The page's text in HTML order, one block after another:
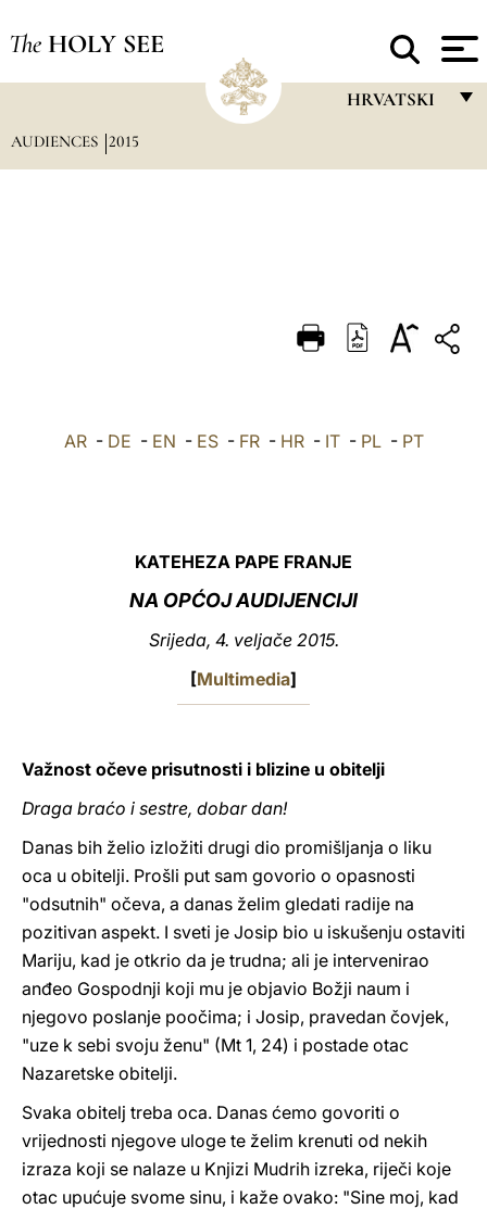
The HOLY SEE
HRVATSKI
DEUTSCH
العربيّة
AUDIENCES 2015
AR- DE - EN - ES- FR- HR- IT- PL- PT
KATEHEZA PAPE FRANJE
NA OPĆOJ AUDIJENCIJI
Srijeda, 4. veljače 2015.
[Multimedia]
Važnost očeve prisutnosti i blizine u obitelji
Draga braćo i sestre, dobar dan!
Danas bih želio izložiti drugi dio promišljanja o liku
oca u obitelji. Prošli put sam govorio o opasnosti
"odsutnih" očeva, a danas želim gledati radije na
pozitivan aspekt. I sveti je Josip bio u iskušenju ostaviti
Mariju, kad je otkrio da je trudna; ali je intervenirao
anđeo Gospodnji koji mu je objavio Božji naum i
njegovo poslanje poočima; i Josip, pravedan čovjek,
"uze k sebi svoju ženu" (Mt 1, 24) i postade otac
Nazaretske obitelji.
Svaka obitelj treba oca. Danas ćemo govoriti o
vrijednosti njegove uloge te želim krenuti od nekih
izraza koji se nalaze u Knjizi Mudrih izreka, riječi koje
otac upućuje svome sinu, i kaže ovako: "Sine moj, kad